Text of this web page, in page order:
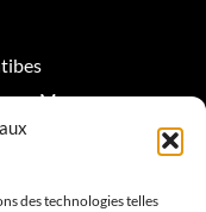
des technologies telles
sur Mer